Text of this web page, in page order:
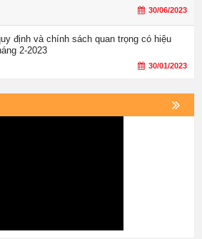
30/06/2023
định và chính sách quan trọng có hiệu
2-2023
30/01/2023